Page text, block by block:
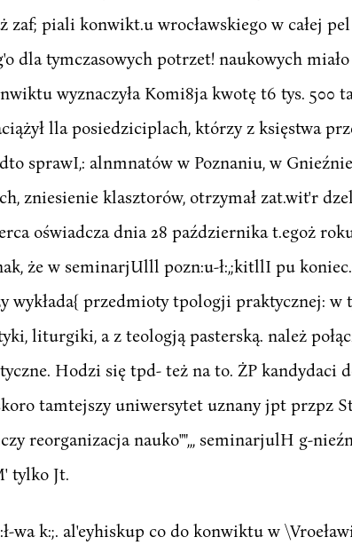
zaf; piali konwikt.u wrocławskiego w całej
dla tymczasowych potrzet! naukowych
wyznaczyła Komi8ja kwotę t6 tys. 500
lla posiedziciplach, którzy z księstwa
sprawI,: alnmnatów w Poznaniu, w
zniesienie klasztorów, otrzymał zat.wit'r
oświadcza dnia 28 października t.egoż
że w seminarjUlll pozn:u-ł:,;kitllI pu
wykłada{ przedmioty tpologji praktycznej: w
liturgiki, a z teologją pasterską. należ
Hodzi się tpd- też na to. ŻP kandydaci
tamtejszy uniwersytet uznany jpt przpz
reorganizacja nauko"",,, seminarjulH g-
tylko Jt.
wa k:;. al'eyhiskup co do konwiktu w